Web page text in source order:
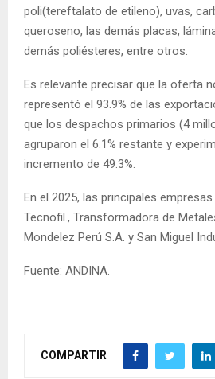
poli(tereftalato de etileno), uvas,
queroseno, las demás placas,
demás poliésteres, entre otros.
Es relevante precisar que la oferta
representó el 93.9% de las
que los despachos primarios (4
agruparon el 6.1% restante y
incremento de 49.3%.
En el 2025, las principales
Tecnofil., Transformadora de
Mondelez Perú S.A. y San Miguel
Fuente: ANDINA.
COMPARTIR